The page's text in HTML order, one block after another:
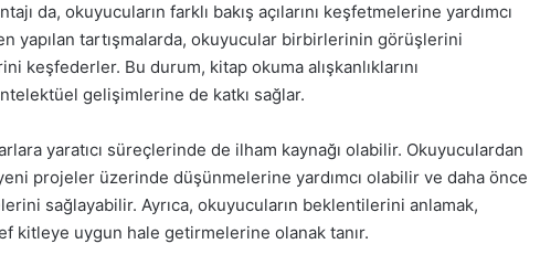
da, okuyucuların farklı bakış açılarını keşfetmelerine yardımcı
yapılan tartışmalarda, okuyucular birbirlerinin görüşlerini
keşfederler. Bu durum, kitap okuma alışkanlıklarını
gelişimlerine de katkı sağlar.
yaratıcı süreçlerinde de ilham kaynağı olabilir. Okuyuculardan
projeler üzerinde düşünmelerine yardımcı olabilir ve daha önce
sağlayabilir. Ayrıca, okuyucuların beklentilerini anlamak,
kitleye uygun hale getirmelerine olanak tanır.